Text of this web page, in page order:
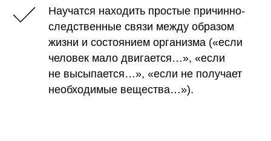
Научатся находить простые причинно-
следственные связи между образом
жизни и состоянием организма («если
человек мало двигается…», «если
не высыпается…», «если не получает
необходимые вещества…»).